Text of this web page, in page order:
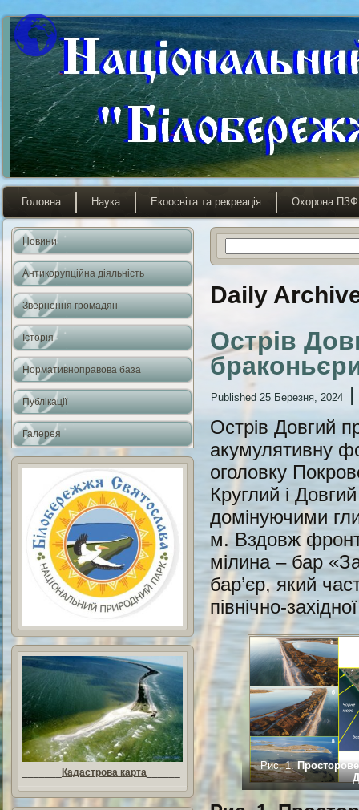
Головна Наука Екоосвіта та рекреація Охорона ПЗФ
Новини
Антикорупційна діяльність
Звернення громадян
Історія
Нормативноправова база
Публікації
Галерея
Кадастрова карта
Daily
Острів
Published 25 Березня, 2024
|
Острів Довгий
акумулятивну
оголовку
Круглий і
домінуючими
м. Вздовж
мілина – бар
бар’єр, який
північно-
Рис. 1.